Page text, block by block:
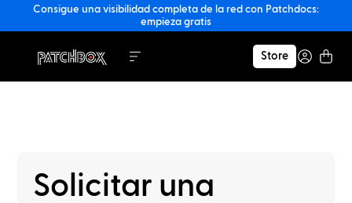
Consigue una visibilidad completa de la red con Patchdocs:
empieza gratis
Store
Solicitar una